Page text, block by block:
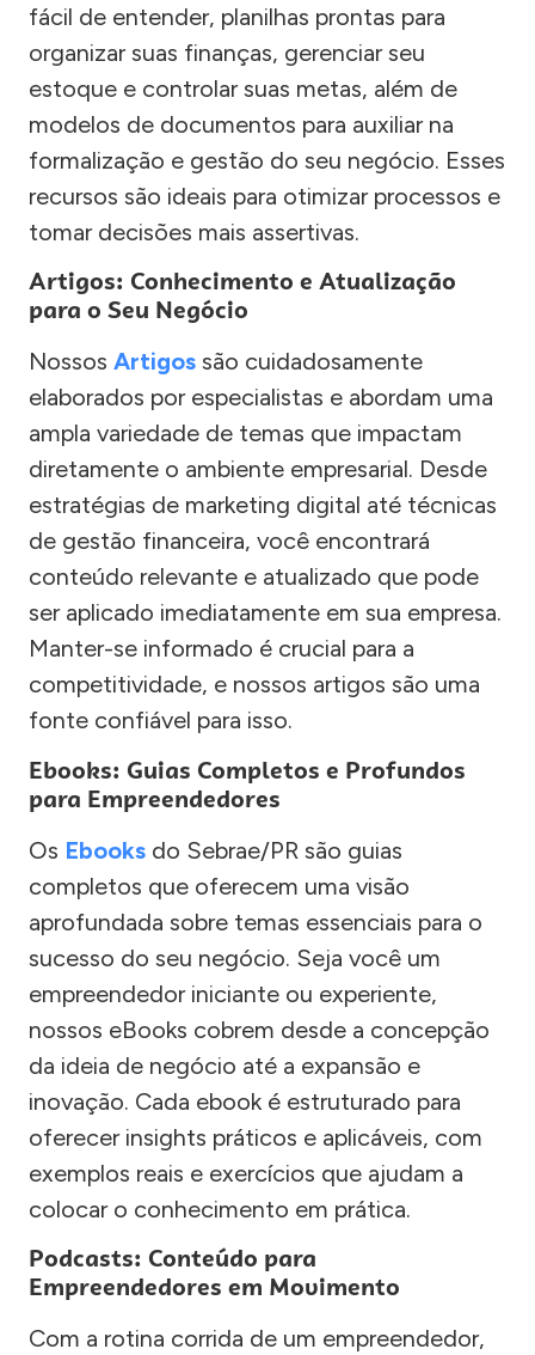
fácil de entender, planilhas prontas para
organizar suas finanças, gerenciar seu
estoque e controlar suas metas, além de
modelos de documentos para auxiliar na
formalização e gestão do seu negócio. Esses
recursos são ideais para otimizar processos e
tomar decisões mais assertivas.
Artigos: Conhecimento e Atualização
para o Seu Negócio
Nossos Artigos são cuidadosamente
elaborados por especialistas e abordam uma
ampla variedade de temas que impactam
diretamente o ambiente empresarial. Desde
estratégias de marketing digital até técnicas
de gestão financeira, você encontrará
conteúdo relevante e atualizado que pode
ser aplicado imediatamente em sua empresa.
Manter-se informado é crucial para a
competitividade, e nossos artigos são uma
fonte confiável para isso.
Ebooks: Guias Completos e Profundos
para Empreendedores
Os Ebooks do Sebrae/PR são guias
completos que oferecem uma visão
aprofundada sobre temas essenciais para o
sucesso do seu negócio. Seja você um
empreendedor iniciante ou experiente,
nossos eBooks cobrem desde a concepção
da ideia de negócio até a expansão e
inovação. Cada ebook é estruturado para
oferecer insights práticos e aplicáveis, com
exemplos reais e exercícios que ajudam a
colocar o conhecimento em prática.
Podcasts: Conteúdo para
Empreendedores em Movimento
Com a rotina corrida de um empreendedor,